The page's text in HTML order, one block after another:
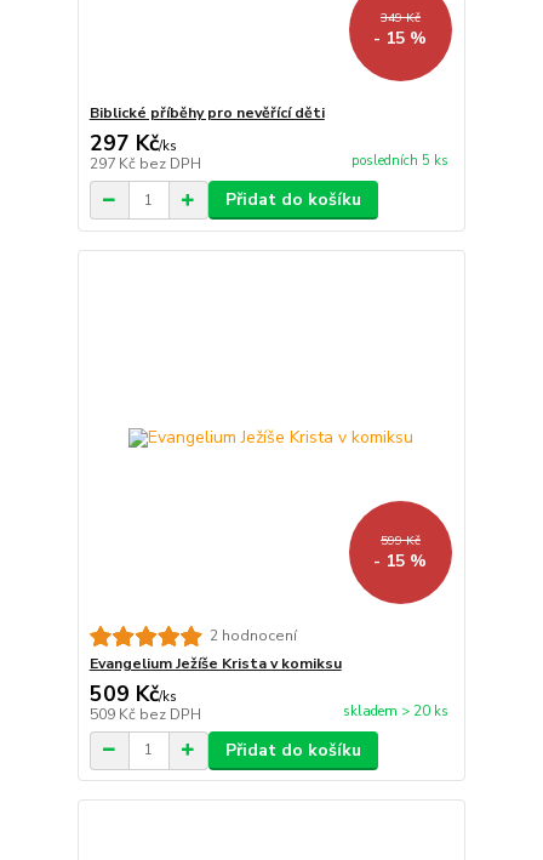
349 Kč
- 15 %
Biblické příběhy pro nevěřící děti
297 Kč/ks
297 Kč bez DPH posledních 5 ks
Přidat do košíku
599 Kč
- 15 %
2 hodnocení
Evangelium Ježíše Krista v komiksu
509 Kč/ks
509 Kč bez DPH skladem > 20 ks
Přidat do košíku